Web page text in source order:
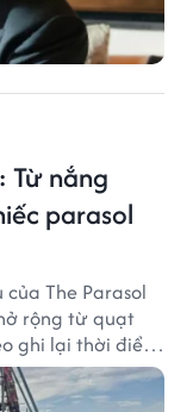
Từ nắng
parasol
của The Parasol
rộng từ quạt
ghi lại thời điểm
và dần vượt khỏi